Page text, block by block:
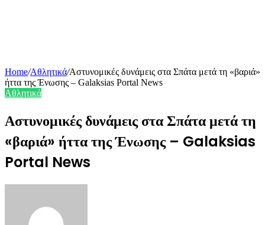
Home/Αθλητικά/Αστυνομικές δυνάμεις στα Σπάτα μετά τη «βαριά»
ήττα της Ένωσης – Galaksias Portal News
Αθλητικά
Αστυνομικές δυνάμεις στα Σπάτα μετά τη
«βαριά» ήττα της Ένωσης – Galaksias
Portal News